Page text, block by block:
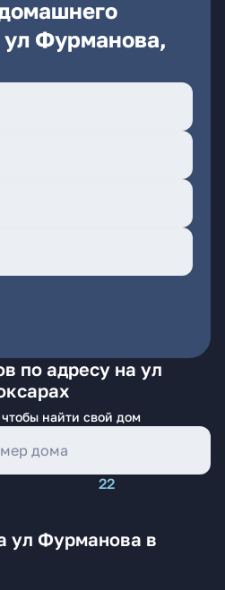
ул Фурманова,
по адресу на ул
найти свой дом
22
ул Фурманова в